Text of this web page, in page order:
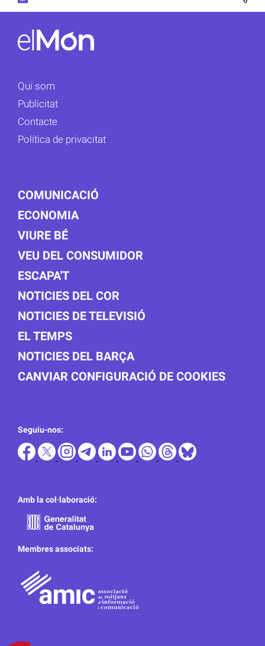
Qui som
Publicitat
Contacte
Política de privacitat
COMUNICACIÓ
ECONOMIA
VIURE BÉ
VEU DEL CONSUMIDOR
ESCAPA'T
NOTICIES DEL COR
NOTICIES DE TELEVISIÓ
EL TEMPS
NOTICIES DEL BARÇA
CANVIAR CONFIGURACIÓ DE COOKIES
Seguiu-nos:
Amb la col·laboració:
Membres associats: